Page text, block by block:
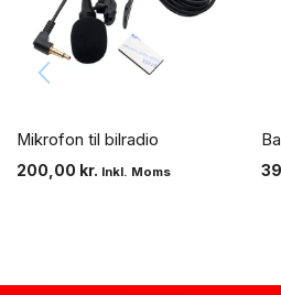
Mikrofon til bilradio
200,00 kr. Inkl. Moms